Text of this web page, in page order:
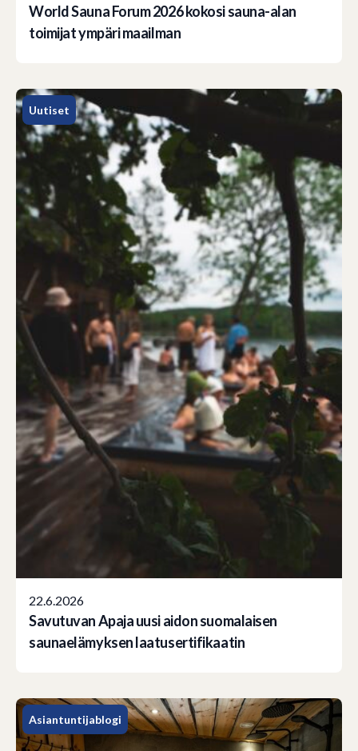
World Sauna Forum 2026 kokosi sauna-alan
toimijat ympäri maailman
Uutiset
22.6.2026
Savutuvan Apaja uusi aidon suomalaisen
saunaelämyksen laatusertifikaatin
Asiantuntijablogi